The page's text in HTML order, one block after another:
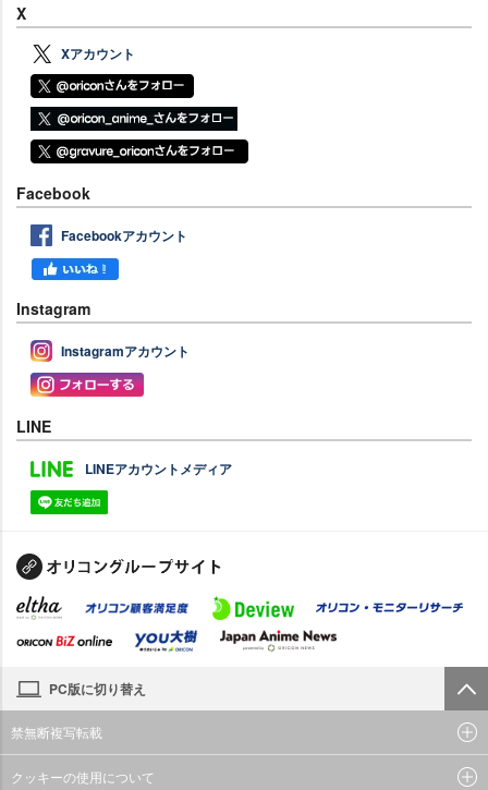
X
Xアカウント
Facebook
Facebookアカウント
Instagram
Instagramアカウント
LINE
LINEアカウントメディア
PC版に切り替え
禁無断複写転載
クッキーの使用について